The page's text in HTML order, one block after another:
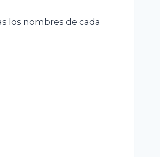
los nombres de cada